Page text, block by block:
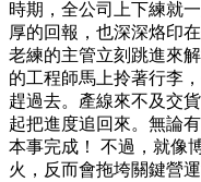
時期，全公司上下練就
厚的回報，也深深烙印
老練的主管立刻跳進來
的工程師馬上拎著行李
趕過去。產線來不及交
起把進度追回來。無論
本事完成！ 不過，就像
火，反而會拖垮關鍵營